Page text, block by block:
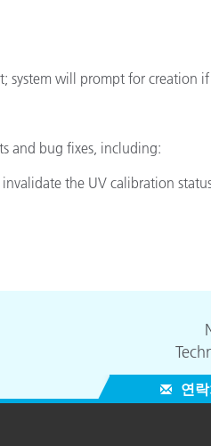
system will prompt for creation
and bug fixes, including:
the UV calibration
연